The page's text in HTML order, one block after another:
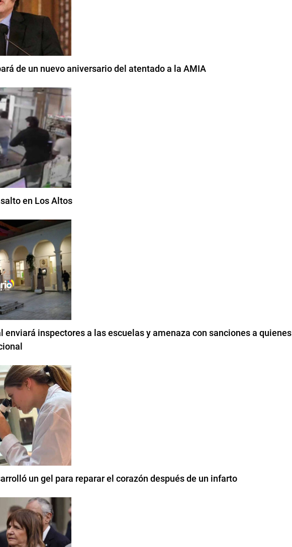
de un nuevo aniversario del atentado a la AMIA
en Los Altos
enviará inspectores a las escuelas y amenaza con sanciones a quienes
un gel para reparar el corazón después de un infarto